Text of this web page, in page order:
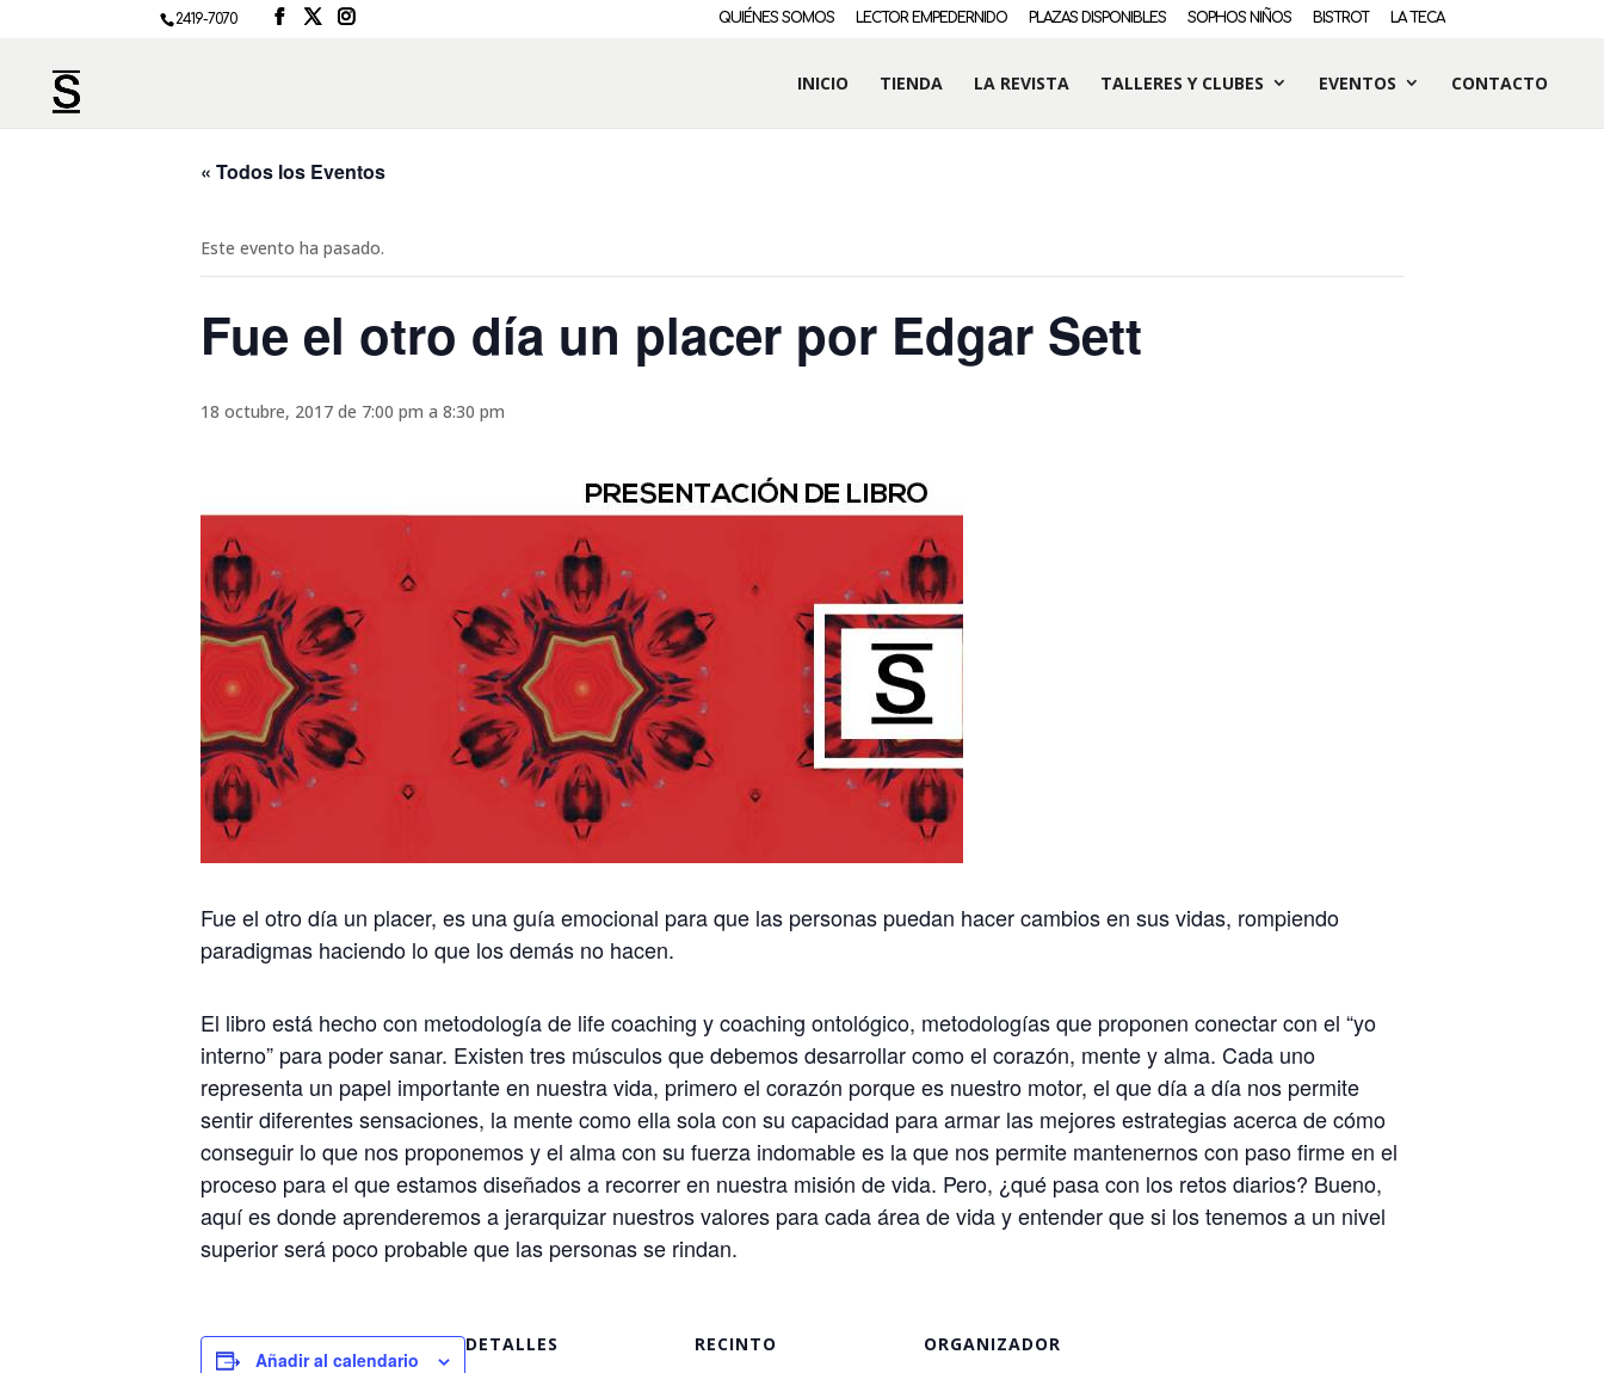
2419-7070 QUIÉNES SOMOS LECTOR EMPEDERNIDO PLAZAS DISPONIBLES SOPHOS NIÑOS BISTROT LA TECA
INICIO TIENDA LA REVISTA TALLERES Y CLUBES EVENTOS CONTACTO
« Todos los Eventos
Este evento ha pasado.
Fue el otro día un placer por Edgar Sett
18 octubre, 2017 de 7:00 pm a 8:30 pm
Fue el otro día un placer, es una guía emocional para que las personas puedan hacer cambios en sus vidas, rompiendo
paradigmas haciendo lo que los demás no hacen.
El libro está hecho con metodología de life coaching y coaching ontológico, metodologías que proponen conectar con el “yo
interno” para poder sanar. Existen tres músculos que debemos desarrollar como el corazón, mente y alma. Cada uno
representa un papel importante en nuestra vida, primero el corazón porque es nuestro motor, el que día a día nos permite
sentir diferentes sensaciones, la mente como ella sola con su capacidad para armar las mejores estrategias acerca de cómo
conseguir lo que nos proponemos y el alma con su fuerza indomable es la que nos permite mantenernos con paso firme en el
proceso para el que estamos diseñados a recorrer en nuestra misión de vida. Pero, ¿qué pasa con los retos diarios? Bueno,
aquí es donde aprenderemos a jerarquizar nuestros valores para cada área de vida y entender que si los tenemos a un nivel
superior será poco probable que las personas se rindan.
Añadir al calendario
DETALLES RECINTO ORGANIZADOR